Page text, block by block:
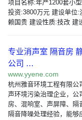
项目名称:年产1200套小
投资:3800万元 建设单位
赖国贵 建设性质:技改 建
专业消声室 隔音房
公司 …
www.yyene.com
杭州雅音环境工程有限公
声环境污染治理企业，
房、混响室、声屏障、
隔音降噪处理经验，能够